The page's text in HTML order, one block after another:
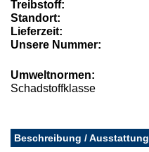
Treibstoff:
Standort:
Lieferzeit:
Unsere Nummer:
Umweltnormen:
Schadstoffklasse
Beschreibung / Ausstattung